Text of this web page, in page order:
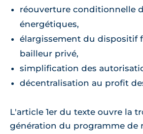
réouverture conditionnelle
énergétiques,
élargissement du dispositif
bailleur privé,
simplification des
décentralisation au profit
L'article 1er du texte ouvre la
génération du programme de